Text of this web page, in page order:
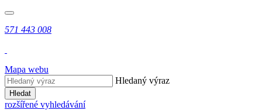
571 443 008
Mapa webu
Hledaný výraz
Hledat
rozšířené vyhledávání